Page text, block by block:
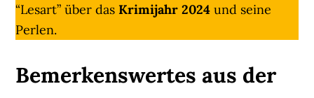
“Lesart” über dasKrimijahr 2024 und seine
Perlen.
Bemerkenswertes aus der